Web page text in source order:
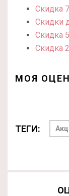
Скидка
Скидки
Скидка
Скидка
МОЯ
ТЕГИ: